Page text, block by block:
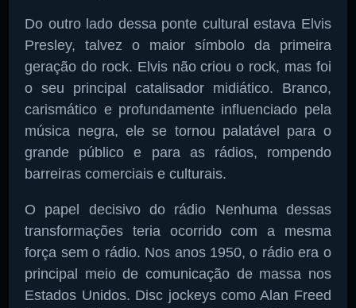
Do outro lado dessa ponte cultural estava Elvis
Presley, talvez o maior símbolo da primeira
geração do rock. Elvis não criou o rock, mas foi
o seu principal catalisador midiático. Branco,
carismático e profundamente influenciado pela
música negra, ele se tornou palatável para o
grande público e para as rádios, rompendo
barreiras comerciais e culturais.
O papel decisivo do rádio Nenhuma dessas
transformações teria ocorrido com a mesma
força sem o rádio. Nos anos 1950, o rádio era o
principal meio de comunicação de massa nos
Estados Unidos. Disc jockeys como Alan Freed